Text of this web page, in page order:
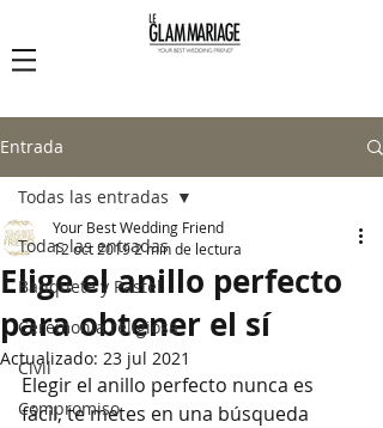
Entrada
Todas las entradas
Banquete y Pastel
Ceremonia religiosa
Civil
Compromiso
Todas las entradas
Elige el anillo perfecto
para obtener el sí
Your Best Wedding Friend
12 oct 20192 min de lectura
Actualizado: 23 jul 2021
Elegir el anillo perfecto nunca es
fácil, te metes en una búsqueda